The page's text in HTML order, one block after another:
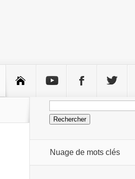
Rechercher :
Nuage de mots clés